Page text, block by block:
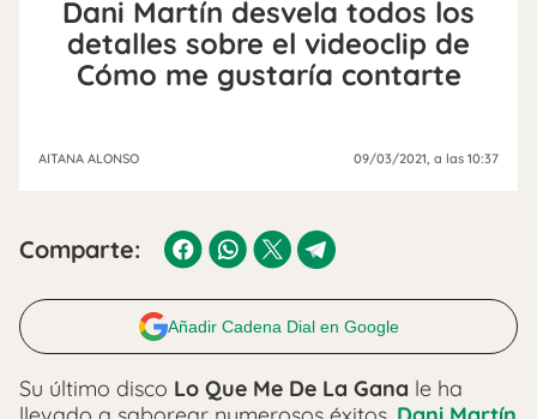
Dani Martín desvela todos los
detalles sobre el videoclip de
Cómo me gustaría contarte
AITANA ALONSO 09/03/2021 , a las 10:37
Comparte:
Añadir Cadena Dial en Google
Su último disco Lo Que Me De La Gana le ha